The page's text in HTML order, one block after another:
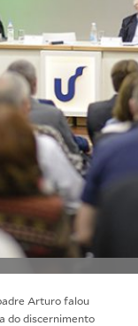
Arturo falou
do discernimento